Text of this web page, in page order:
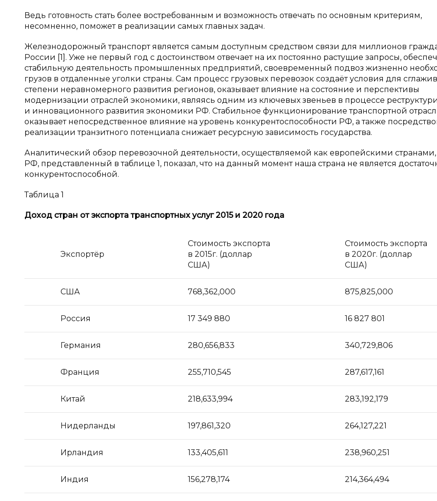
Ведь готовность стать более востребованным и возможность отвечать по основным критериям,
несомненно, поможет в реализации самых главных задач.
Железнодорожный транспорт является самым доступным средством связи для миллионов
России [1]. Уже не первый год с достоинством отвечает на их постоянно растущие запросы,
стабильную деятельность промышленных предприятий, своевременный подвоз жизненно
грузов в отдаленные уголки страны. Сам процесс грузовых перевозок создаёт условия для
степени неравномерного развития регионов, оказывает влияние на состояние и перспективы
модернизации отраслей экономики, являясь одним из ключевых звеньев в процессе
и инновационного развития экономики РФ. Стабильное функционирование транспортной
оказывает непосредственное влияние на уровень конкурентоспособности РФ, а также
реализации транзитного потенциала снижает ресурсную зависимость государства.
Аналитический обзор перевозочной деятельности, осуществляемой как европейскими странами,
РФ, представленный в таблице 1, показал, что на данный момент наша страна не является
конкурентоспособной.
Таблица 1
Доход стран от экспорта транспортных услуг 2015 и 2020 года
Экспортёр
Стоимость экспорта
в 2015г. (доллар
США)
Стоимость экспорта
в 2020г. (доллар
США)
США 768,362,000 875,825,000
Россия 17 349 880 16 827 801
Германия 280,656,833 340,729,806
Франция 255,710,545 287,617,161
Китай 218,633,994 283,192,179
Нидерланды 197,861,320 264,127,221
Ирландия 133,405,611 238,960,251
Индия 156,278,174 214,364,494